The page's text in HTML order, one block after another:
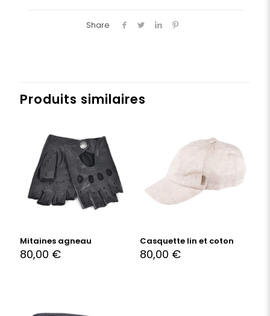
Share
Produits similaires
Mitaines agneau
80,00 €
Casquette lin et coton
80,00 €